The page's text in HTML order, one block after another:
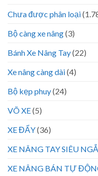
Chưa được phân loại
Bộ càng xe nâng(3)
Bánh Xe Nâng Tay(22)
Xe nâng càng dài(4)
Bộ kẹp phuy(24)
VÕ XE(5)
XE ĐẨY(36)
XE NÂNG TAY SIÊU
XE NÂNG BÁN TỰ